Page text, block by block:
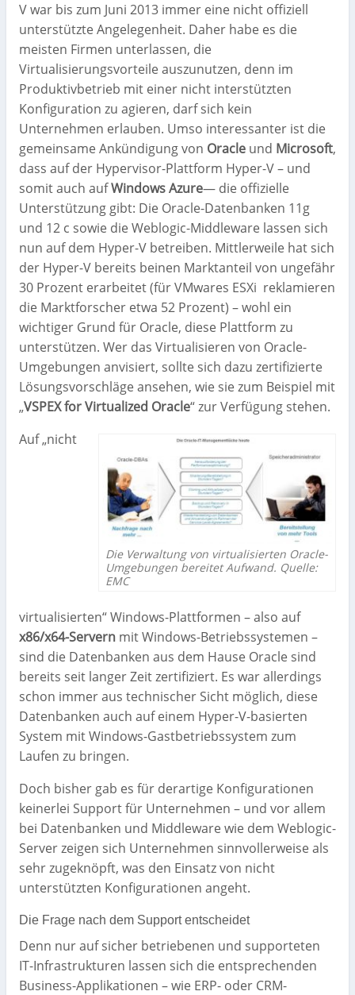
V war bis zum Juni 2013 immer eine nicht offiziell
unterstützte Angelegenheit. Daher habe es die
meisten Firmen unterlassen, die
Virtualisierungsvorteile auszunutzen, denn im
Produktivbetrieb mit einer nicht interstützten
Konfiguration zu agieren, darf sich kein
Unternehmen erlauben. Umso interessanter ist die
gemeinsame Ankündigung von Oracle und Microsoft,
dass auf der Hypervisor-Plattform Hyper-V – und
somit auch aufWindows Azure— die offizielle
Unterstützung gibt: Die Oracle-Datenbanken 11g
und 12 c sowie die Weblogic-Middleware lassen sich
nun auf dem Hyper-V betreiben. Mittlerweile hat sich
der Hyper-V bereits beinen Marktanteil von ungefähr
30 Prozent erarbeitet (für VMwares ESXi reklamieren
die Marktforscher etwa 52 Prozent) – wohl ein
wichtiger Grund für Oracle, diese Plattform zu
unterstützen. Wer das Virtualisieren von Oracle-
Umgebungen anvisiert, sollte sich dazu zertifizierte
Lösungsvorschläge ansehen, wie sie zum Beispiel mit
„VSPEX for Virtualized Oracle“ zur Verfügung stehen.
Die Verwaltung von virtualisierten Oracle-
Umgebungen bereitet Aufwand. Quelle:
EMC
Auf „nicht
virtualisierten“ Windows-Plattformen – also auf
x86/x64-Servern mit Windows-Betriebssystemen –
sind die Datenbanken aus dem Hause Oracle sind
bereits seit langer Zeit zertifiziert. Es war allerdings
schon immer aus technischer Sicht möglich, diese
Datenbanken auch auf einem Hyper-V-basierten
System mit Windows-Gastbetriebssystem zum
Laufen zu bringen.
Doch bisher gab es für derartige Konfigurationen
keinerlei Support für Unternehmen – und vor allem
bei Datenbanken und Middleware wie dem Weblogic-
Server zeigen sich Unternehmen sinnvollerweise als
sehr zugeknöpft, was den Einsatz von nicht
unterstützten Konfigurationen angeht.
Die Frage nach dem Support entscheidet
Denn nur auf sicher betriebenen und supporteten
IT-Infrastrukturen lassen sich die entsprechenden
Business-Applikationen – wie ERP- oder CRM-